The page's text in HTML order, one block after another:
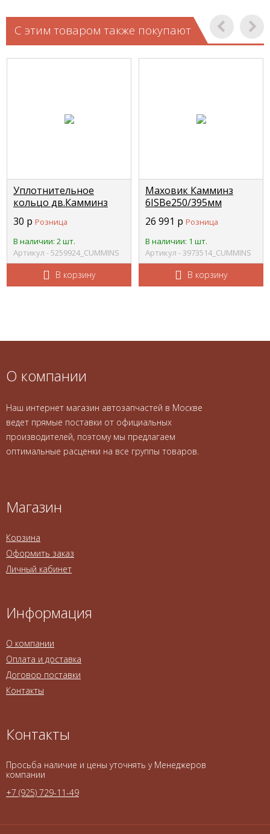
С этим товаром также покупают
Уплотнительное
кольцо дв.Камминз
(Cummins) ISF-2.8
(передняя крышка
блока цилиндров)
CUMMINS 5259924
30 р Розница
В наличии: 2 шт.
Артикул - 5259924_CUMMINS
В корзину
Маховик Камминз
6ISBe250/395мм
3973513 (138 зуб.) O+
CUMMINS 3973514
26 991 р Розница
В наличии: 1 шт.
Артикул - 3973514_CUMMINS
В корзину
О компании
Наш интернет магазин автозапчастей в Москве
ведет прямые поставки от официальных
производителей, поэтому мы предлагаем
оптимальные расценки на все группы товаров.
Магазин
Корзина
Оформить заказ
Личный кабинет
Информация
О компании
Оплата и доставка
Договор поставки
Контакты
Контакты
Просьба наличие и цены уточнять у Менеджеров
компании
+7 (925) 729-11-49